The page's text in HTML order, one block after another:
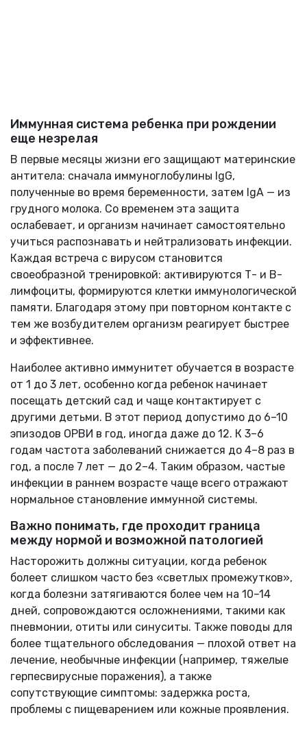
Иммунная система ребенка при рождении
еще незрелая
В первые месяцы жизни его защищают материнские
антитела: сначала иммуноглобулины IgG,
полученные во время беременности, затем IgA — из
грудного молока. Со временем эта защита
ослабевает, и организм начинает самостоятельно
учиться распознавать и нейтрализовать инфекции.
Каждая встреча с вирусом становится
своеобразной тренировкой: активируются Т- и В-
лимфоциты, формируются клетки иммунологической
памяти. Благодаря этому при повторном контакте с
тем же возбудителем организм реагирует быстрее
и эффективнее.
Наиболее активно иммунитет обучается в возрасте
от 1 до 3 лет, особенно когда ребенок начинает
посещать детский сад и чаще контактирует с
другими детьми. В этот период допустимо до 6–10
эпизодов ОРВИ в год, иногда даже до 12. К 3–6
годам частота заболеваний снижается до 4–8 раз в
год, а после 7 лет — до 2–4. Таким образом, частые
инфекции в раннем возрасте чаще всего отражают
нормальное становление иммунной системы.
Важно понимать, где проходит граница
между нормой и возможной патологией
Насторожить должны ситуации, когда ребенок
болеет слишком часто без «светлых промежутков»,
когда болезни затягиваются более чем на 10–14
дней, сопровождаются осложнениями, такими как
пневмонии, отиты или синуситы. Также поводы для
более тщательного обследования — плохой ответ на
лечение, необычные инфекции (например, тяжелые
герпесвирусные поражения), а также
сопутствующие симптомы: задержка роста,
проблемы с пищеварением или кожные проявления.